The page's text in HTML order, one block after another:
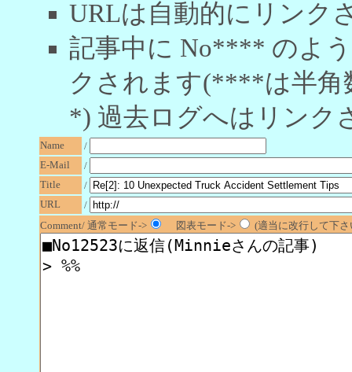
URLは自動的にリンク
記事中に No**** のよ
クされます(****は半角
*) 過去ログへはリンク
Name
/
E-Mail
/
Title
/
URL
/
Comment/ 通常モード->
図表モード-> (適当に改行して下